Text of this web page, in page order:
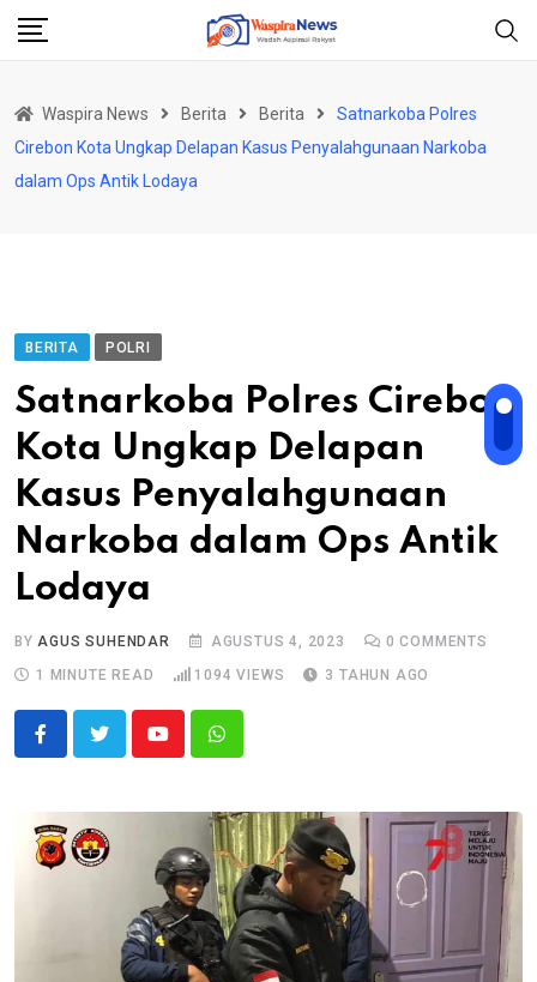
Skip
Waspira News Berita Berita
Satnarkoba Polres
Cirebon Kota Ungkap Delapan Kasus Penyalahgunaan Narkoba
dalam Ops Antik Lodaya
BERITA POLRI
Satnarkoba Polres Cirebon
Kota Ungkap Delapan
Kasus Penyalahgunaan
Narkoba dalam Ops Antik
Lodaya
BYAGUS SUHENDAR AGUSTUS 4, 2023 0 COMMENTS
1 MINUTE READ
1094 VIEWS 3 TAHUN AGO
YoutubeWhatsapp